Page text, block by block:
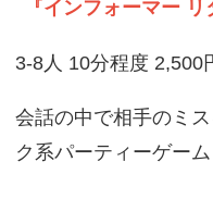
『インフォーマー リ
3-8人 10分程度
会話の中で相手のミ
ク系パーティーゲーム